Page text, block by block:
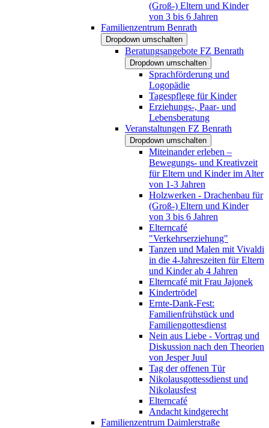
(Groß-) Eltern und Kinder
von 3 bis 6 Jahren
Familienzentrum Benrath
Dropdown umschalten
Beratungsangebote FZ Benrath
Dropdown umschalten
Sprachförderung und
Logopädie
Tagespflege für Kinder
Erziehungs-, Paar- und
Lebensberatung
Veranstaltungen FZ Benrath
Dropdown umschalten
Miteinander erleben –
Bewegungs- und Kreativzeit
für Eltern und Kinder im Alter
von 1-3 Jahren
Holzwerken - Drachenbau für
(Groß-) Eltern und Kinder
von 3 bis 6 Jahren
Elterncafé
"Verkehrserziehung"
Tanzen und Malen mit Vivaldi
in die 4-Jahreszeiten für Eltern
und Kinder ab 4 Jahren
Elterncafé mit Frau Jajonek
Kindertrödel
Ernte-Dank-Fest:
Familienfrühstück und
Familiengottesdienst
Nein aus Liebe - Vortrag und
Diskussion nach den Theorien
von Jesper Juul
Tag der offenen Tür
Nikolausgottessdienst und
Nikolausfest
Elterncafé
Andacht kindgerecht
Familienzentrum Daimlerstraße